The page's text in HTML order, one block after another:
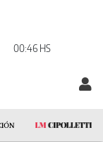
00:46 HS